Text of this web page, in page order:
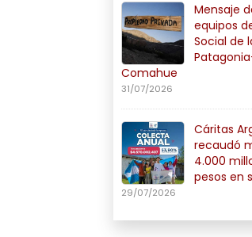
Mensaje
equipos
Social de
Comahue
31/07/2026
Cáritas
recaudó
4.000
pesos en
29/07/2026